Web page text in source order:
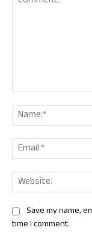
Save my name,
time I comment.